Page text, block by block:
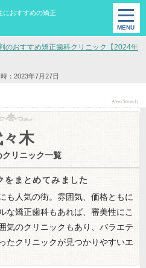
におすすめの矯正
のおすすめ矯正歯科クリニック【2024年
：2023年7月27日
木
クリニック一覧
をまとめてみました
も人気の街。雰囲気、価格ともに
な矯正歯科もあれば、審美性にこ
気のクリニックもあり、バラエテ
たクリニックが見つかりやすいエ